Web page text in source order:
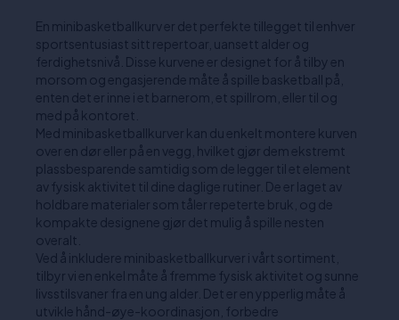
En minibasketballkurv er det perfekte tillegget til enhver
sportsentusiast sitt repertoar, uansett alder og
ferdighetsnivå. Disse kurvene er designet for å tilby en
morsom og engasjerende måte å spille basketball på,
enten det er inne i et barnerom, et spillrom, eller til og
med på kontoret.
Med minibasketballkurver kan du enkelt montere kurven
over en dør eller på en vegg, hvilket gjør dem ekstremt
plassbesparende samtidig som de legger til et element
av fysisk aktivitet til dine daglige rutiner. De er laget av
holdbare materialer som tåler repeterte bruk, og de
kompakte designene gjør det mulig å spille nesten
overalt.
Ved å inkludere minibasketballkurver i vårt sortiment,
tilbyr vi en enkel måte å fremme fysisk aktivitet og sunne
livsstilsvaner fra en ung alder. Det er en ypperlig måte å
utvikle hånd-øye-koordinasjon, forbedre